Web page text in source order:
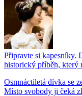
Připravte si kapesníky.
historický příběh, který
Osmnáctiletá dívka se
Místo svobody ji čeká